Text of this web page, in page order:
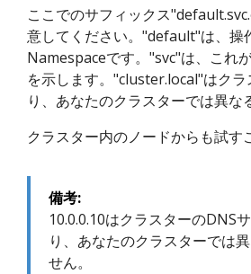
ここでのサフィックス
意してください。"default"は、操
Namespaceです。"svc"は、これ
を示します。"cluster.local"はク
り、あなたのクラスターでは異な
クラスター内のノードからも試す
備考:
10.0.0.10はクラスターのDNS
り、あなたのクラスターでは
せん。